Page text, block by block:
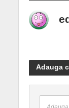
Adauga